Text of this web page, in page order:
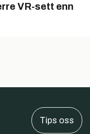
VR-sett enn
Tips oss